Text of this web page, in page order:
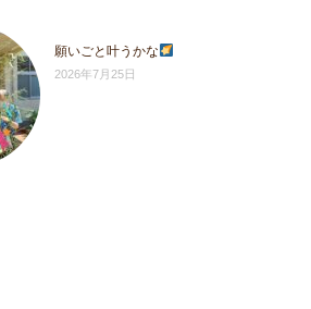
願いごと叶うかな
2026年7月25日